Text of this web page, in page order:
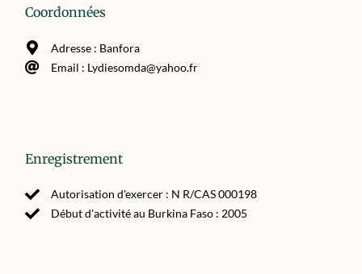
Coordonnées
Adresse : Banfora
Email : Lydiesomda@yahoo.fr
Enregistrement
Autorisation d'exercer : N R/CAS 000198
Début d'activité au Burkina Faso : 2005